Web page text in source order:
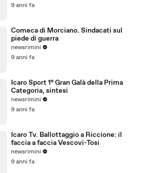
9 anni fa
Comeca di Morciano. Sindacati sul
piede di guerra
newsrimini
9 anni fa
Icaro Sport 1° Gran Galà della Prima
Categoria, sintesi
newsrimini
9 anni fa
Icaro Tv. Ballottaggio a Riccione: il
faccia a faccia Vescovi-Tosi
newsrimini
9 anni fa